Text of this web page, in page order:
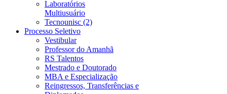
Laboratórios
Multiusuário
Tecnounisc (2)
Processo Seletivo
Vestibular
Professor do Amanhã
RS Talentos
Mestrado e Doutorado
MBA e Especialização
Reingressos, Transferências e